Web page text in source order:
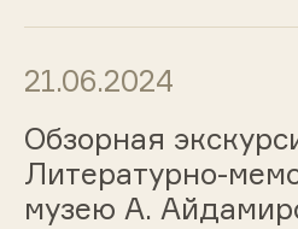
21.06.2024
Обзорная
Литературно-
музею А.